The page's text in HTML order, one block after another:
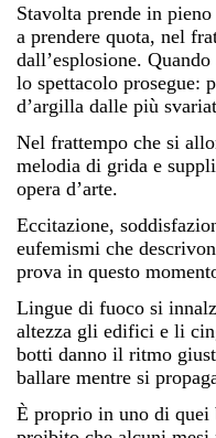
Stavolta prende in
a prendere quota, nel
dall’esplosione.
lo spettacolo prosegue:
d’argilla dalle più
Nel frattempo che si
melodia di grida e
opera d’arte.
Eccitazione,
eufemismi che
prova in questo
Lingue di fuoco si
altezza gli edifici e li
botti danno il ritmo
ballare mentre si
È proprio in uno di